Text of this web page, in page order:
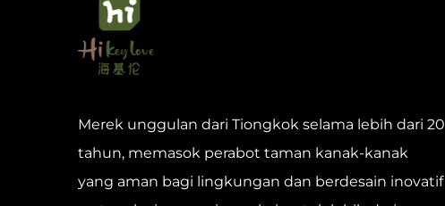
Merek unggulan dari Tiongkok selama lebih dari 20
tahun, memasok perabot taman kanak-kanak
yang aman bagi lingkungan dan berdesain inovatif